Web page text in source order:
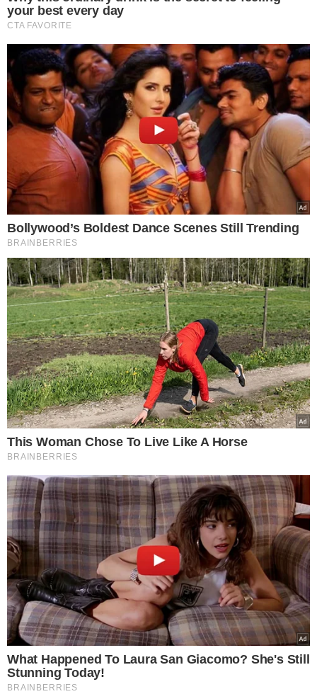
O primeiro curso tratou de Simulações de Emergências
Obstétricas.
"Abordamos a tocurgia e a hemorragia
obstétrica ensinando as principais manobras para
resolver um parto difícil. Focamos no parto vaginal
operatório, no uso do fórceps e do vácuo-extrator, e nas
manobras para desprender um distócio de ombro”,
destacou Álvaro Luiz Lage, doutor em Ginecologia e
Obstetrícia pela Universidade Federal de Minas Gerais
(UFMG), ministrante do curso.
O curso seguinte: “Hands-On em Fraxx”, foi
ministrado por Zsuzanna Di Bella , doutora pela
UNIFESP. Ela abordou as aplicações da radiofrequência
contínua e pulsada no colo, vagina e vulva, além das
evidências científicas relacionadas ao Fraxx genital.
"Falamos da utilização da radiofrequência microablativa
nas alterações do assoalho pélvico feminino”, pontuou a
especialista.
Lais Guimarães, residente do programa de ginecologia e
participou do primeiro curso e comentou
daimportância de capacitações como essa para quem
cuida da saúde feminina. “Uma ótima oportunidade de
aprendizado, pois precisamos lidar com situações
emergenciais e devemos estar preparados”, falou.